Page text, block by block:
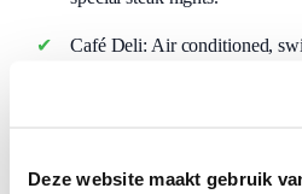
Deze website maakt gebruik
Café Deli: Air conditioned,